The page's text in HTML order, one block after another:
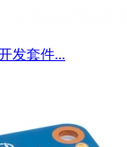
发套件...